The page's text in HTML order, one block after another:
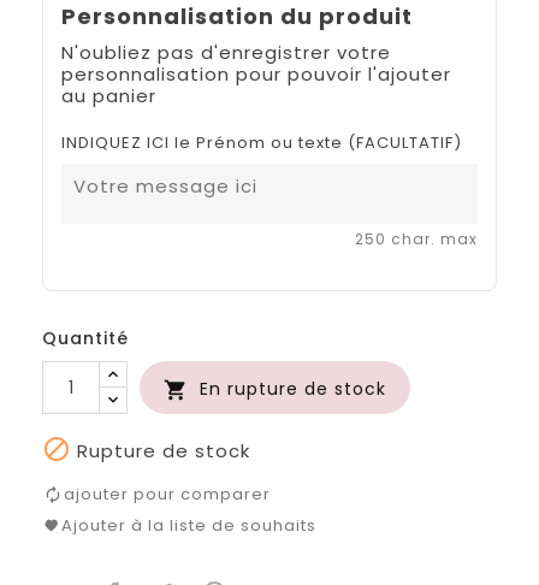
Personnalisation du produit
N'oubliez pas d'enregistrer votre
personnalisation pour pouvoir l'ajouter
au panier
INDIQUEZ ICI le Prénom ou texte (FACULTATIF)
250 char. max
Quantité
 En rupture de stock
 Rupture de stock
ajouter pour comparer
Ajouter à la liste de souhaits